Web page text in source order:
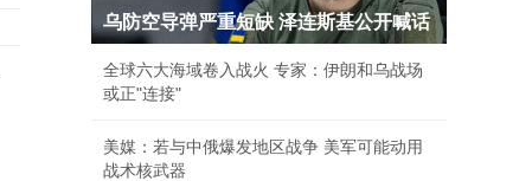
乌防空导弹严重短缺 泽连斯基公开喊话
全球六大海域卷入战火 专家：伊朗和乌战场
或正"连接"
美媒：若与中俄爆发地区战争 美军可能动用
战术核武器